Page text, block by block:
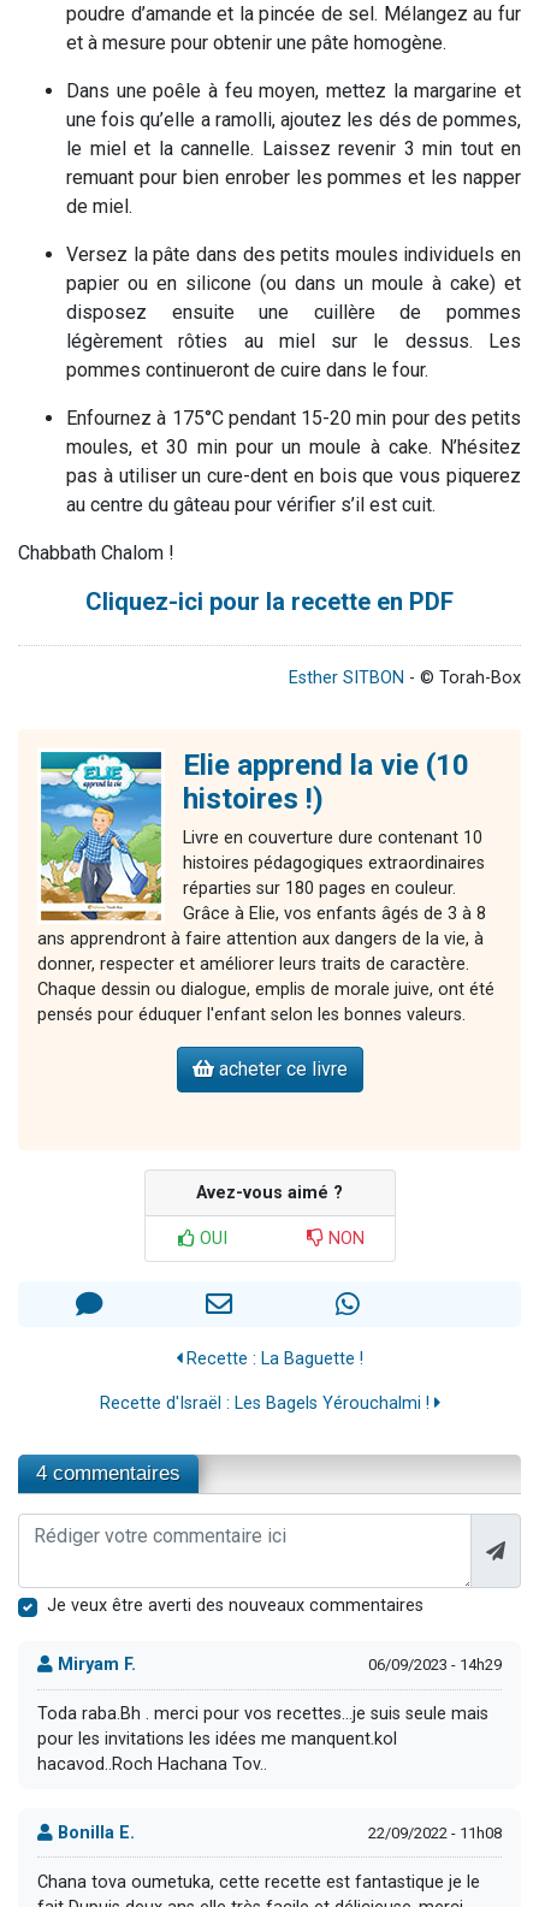
poudre d’amande et la pincée de sel. Mélangez au fur
et à mesure pour obtenir une pâte homogène.
Dans une poêle à feu moyen, mettez la margarine et
une fois qu’elle a ramolli, ajoutez les dés de pommes,
le miel et la cannelle. Laissez revenir 3 min tout en
remuant pour bien enrober les pommes et les napper
de miel.
Versez la pâte dans des petits moules individuels en
papier ou en silicone (ou dans un moule à cake) et
disposez ensuite une cuillère de pommes
légèrement rôties au miel sur le dessus. Les
pommes continueront de cuire dans le four.
Enfournez à 175°C pendant 15-20 min pour des petits
moules, et 30 min pour un moule à cake. N’hésitez
pas à utiliser un cure-dent en bois que vous piquerez
au centre du gâteau pour vérifier s’il est cuit.
Chabbath Chalom !
Cliquez-ici pour la recette en PDF
Esther SITBON - © Torah-Box
Elie apprend la vie (10
histoires !)
Livre en couverture dure contenant 10
histoires pédagogiques extraordinaires
réparties sur 180 pages en couleur.
Grâce à Elie, vos enfants âgés de 3 à 8
ans apprendront à faire attention aux dangers de la vie, à
donner, respecter et améliorer leurs traits de caractère.
Chaque dessin ou dialogue, emplis de morale juive, ont été
pensés pour éduquer l'enfant selon les bonnes valeurs.
acheter ce livre
Avez-vous aimé ?
OUI NON
Recette : La Baguette !
Recette d'Israël : Les Bagels Yérouchalmi !
4 commentaires
Je veux être averti des nouveaux commentaires
Miryam F. 06/09/2023 - 14h29
Toda raba.Bh . merci pour vos recettes...je suis seule mais
pour les invitations les idées me manquent.kol
hacavod..Roch Hachana Tov..
Bonilla E. 22/09/2022 - 11h08
Chana tova oumetuka, cette recette est fantastique je le